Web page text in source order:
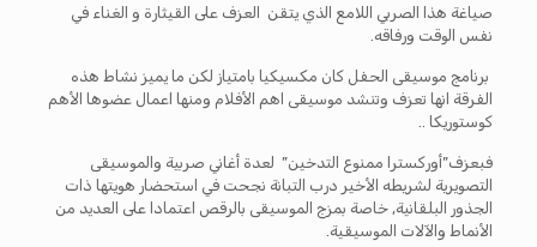
صياغة هذا الصربي اللامع الذي يتقن العزف على القيثارة و الغناء في
نفس الوقت ورفاقه.
برنامج موسيقى الحفل كان مكسيكيا بامتياز لكن ما يميز نشاط هذه
الفرقة انها تعزف وتنشد موسيقى اهم الأفلام ومنها اعمال عضوها الأهم
كوستوريكا ..
فبعزف”أوركسترا ممنوع التدخين” لعدة أغاني صربية والموسيقى
التصويرية لشريطه الأخير درب التبانة نجحت في استحضار هويتها ذات
الجذور البلقانية, خاصة بمزج الموسيقى بالرقص اعتمادا على العديد من
الأنماط والآلات الموسيقية.